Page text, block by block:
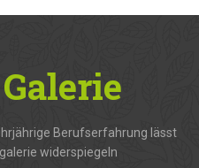
Galerie
Berufserfahrung lässt
widerspiegeln